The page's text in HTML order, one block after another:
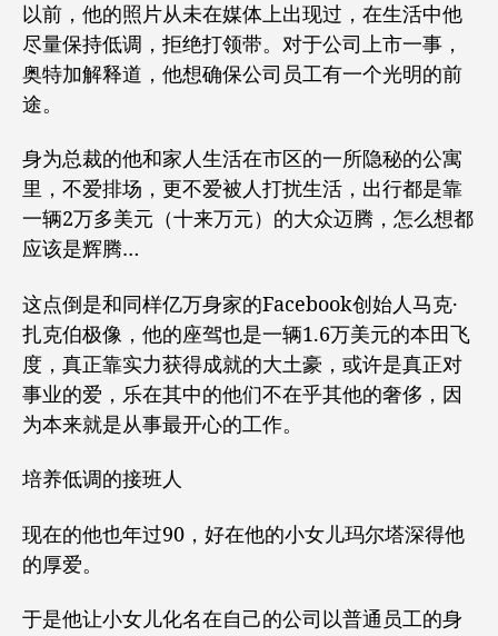
以前，他的照片从未在媒体上出现过，在生活中他
尽量保持低调，拒绝打领带。对于公司上市一事，
奥特加解释道，他想确保公司员工有一个光明的前
途。
身为总裁的他和家人生活在市区的一所隐秘的公寓
里，不爱排场，更不爱被人打扰生活，出行都是靠
一辆2万多美元（十来万元）的大众迈腾，怎么想都
应该是辉腾…
这点倒是和同样亿万身家的Facebook创始人马克·
扎克伯极像，他的座驾也是一辆1.6万美元的本田飞
度，真正靠实力获得成就的大土豪，或许是真正对
事业的爱，乐在其中的他们不在乎其他的奢侈，因
为本来就是从事最开心的工作。
培养低调的接班人
现在的他也年过90，好在他的小女儿玛尔塔深得他
的厚爱。
于是他让小女儿化名在自己的公司以普通员工的身